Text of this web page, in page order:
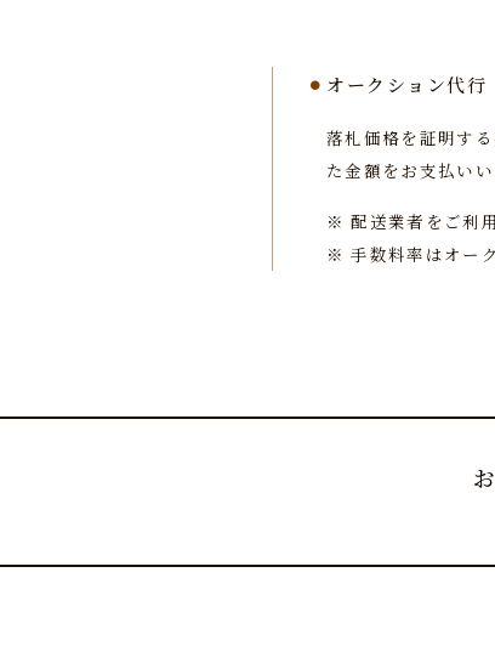
オークション代行
落札価格を証明す
た金額をお支払いい
※ 配送業者をご利
※ 手数料率はオー